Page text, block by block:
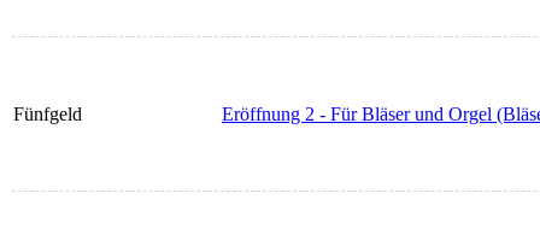
Fünfgeld Eröffnung 2 - Für Bläser und Orgel